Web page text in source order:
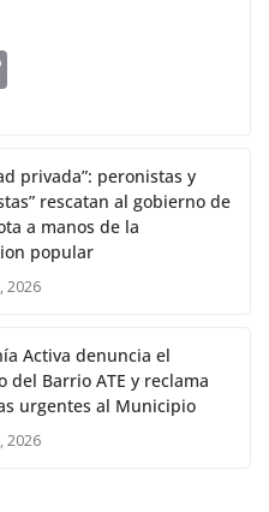
y
Li
n
k
privada”: peronistas y
rescatan al gobierno de
a manos de la
popular
2026
Activa denuncia el
del Barrio ATE y reclama
urgentes al Municipio
2026